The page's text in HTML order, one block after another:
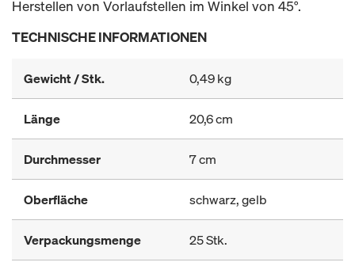
Herstellen von Vorlaufstellen im Winkel von 45°.
TECHNISCHE INFORMATIONEN
Gewicht / Stk. 0,49 kg
Länge 20,6 cm
Durchmesser 7 cm
Oberfläche schwarz, gelb
Verpackungsmenge 25 Stk.